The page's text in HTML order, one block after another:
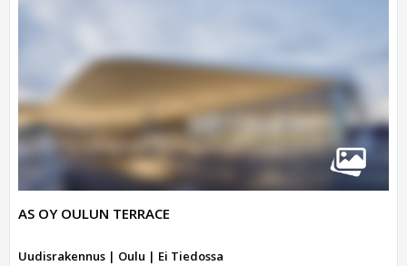
AS OY OULUN TERRACE
Uudisrakennus | Oulu | Ei Tiedossa